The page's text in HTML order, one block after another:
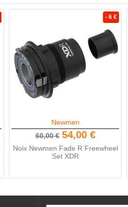
- 6 €
Newmen
60,00 € 54,00 €
Noix Newmen Fade R Freewheel
Set XDR